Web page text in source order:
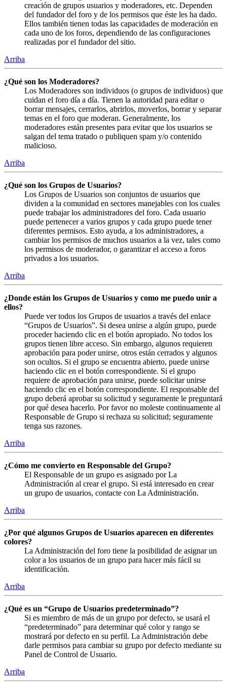
creación de grupos usuarios y moderadores, etc. Dependen
del fundador del foro y de los permisos que éste les ha dado.
Ellos también tienen todas las capacidades de moderación en
cada uno de los foros, dependiendo de las configuraciones
realizadas por el fundador del sitio.
Arriba
¿Qué son los Moderadores?
Los Moderadores son individuos (o grupos de individuos) que
cuidan el foro día a día. Tienen la autoridad para editar o
borrar mensajes, cerrarlos, abrirlos, moverlos, borrar y separar
temas en el foro que moderan. Generalmente, los
moderadores están presentes para evitar que los usuarios se
salgan del tema tratado o publiquen spam y/o contenido
malicioso.
Arriba
¿Qué son los Grupos de Usuarios?
Los Grupos de Usuarios son conjuntos de usuarios que
dividen a la comunidad en sectores manejables con los cuales
puede trabajar los administradores del foro. Cada usuario
puede pertenecer a varios grupos y cada grupo puede tener
diferentes permisos. Esto ayuda, a los administradores, a
cambiar los permisos de muchos usuarios a la vez, tales como
los permisos de moderador, o garantizar el acceso a foros
privados a los usuarios.
Arriba
¿Donde están los Grupos de Usuarios y como me puedo unir a
ellos?
Puede ver todos los Grupos de usuarios a través del enlace
“Grupos de Usuarios”. Si desea unirse a algún grupo, puede
proceder haciendo clic en el botón apropiado. No todos los
grupos tienen libre acceso. Sin embargo, algunos requieren
aprobación para poder unirse, otros están cerrados y algunos
son ocultos. Si el grupo se encuentra abierto, puede unirse
haciendo clic en el botón correspondiente. Si el grupo
requiere de aprobación para unirse, puede solicitar unirse
haciendo clic en el botón correspondiente. El responsable del
grupo deberá aprobar su solicitud y seguramente le preguntará
por qué desea hacerlo. Por favor no moleste continuamente al
Responsable de Grupo si rechaza su solicitud; seguramente
tenga sus razones.
Arriba
¿Cómo me convierto en Responsable del Grupo?
El Responsable de un grupo es asignado por La
Administración al crear el grupo. Si está interesado en crear
un grupo de usuarios, contacte con La Administración.
Arriba
¿Por qué algunos Grupos de Usuarios aparecen en diferentes
colores?
La Administración del foro tiene la posibilidad de asignar un
color a los usuarios de un grupo para hacer más fácil su
identificación.
Arriba
¿Qué es un “Grupo de Usuarios predeterminado”?
Si es miembro de más de un grupo por defecto, se usará el
“predeterminado” para determinar qué color y rango se
mostrará por defecto en su perfil. La Administración debe
darle permisos para cambiar su grupo por defecto mediante su
Panel de Control de Usuario.
Arriba